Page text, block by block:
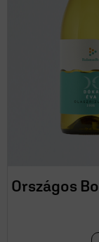
Országos